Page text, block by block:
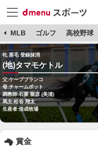
MLB ゴルフ 高校野球
牝 栗毛 登録抹消
(地)タマモケトル
父:ケープブランコ
母:チャームポット
調教師:石栗 龍彦 (美浦)
馬主:松谷 翔太
生産者:信成牧場
賞金